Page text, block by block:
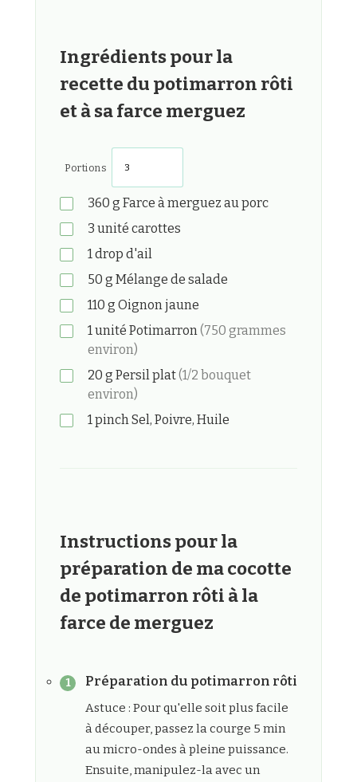
Ingrédients pour la
recette du potimarron rôti
et à sa farce merguez
Portions
360 g Farce à merguez au porc
3 unité carottes
1drop d'ail
50 g Mélange de salade
110 g Oignon jaune
1unité Potimarron(750 grammes
environ)
20 g Persil plat(1/2 bouquet
environ)
1pinchSel, Poivre, Huile
Instructions pour la
préparation de ma cocotte
de potimarron rôti à la
farce de merguez
Préparation du potimarron rôti
Astuce : Pour qu'elle soit plus facile
à découper, passez la courge 5 min
au micro-ondes à pleine puissance.
Ensuite, manipulez-la avec un